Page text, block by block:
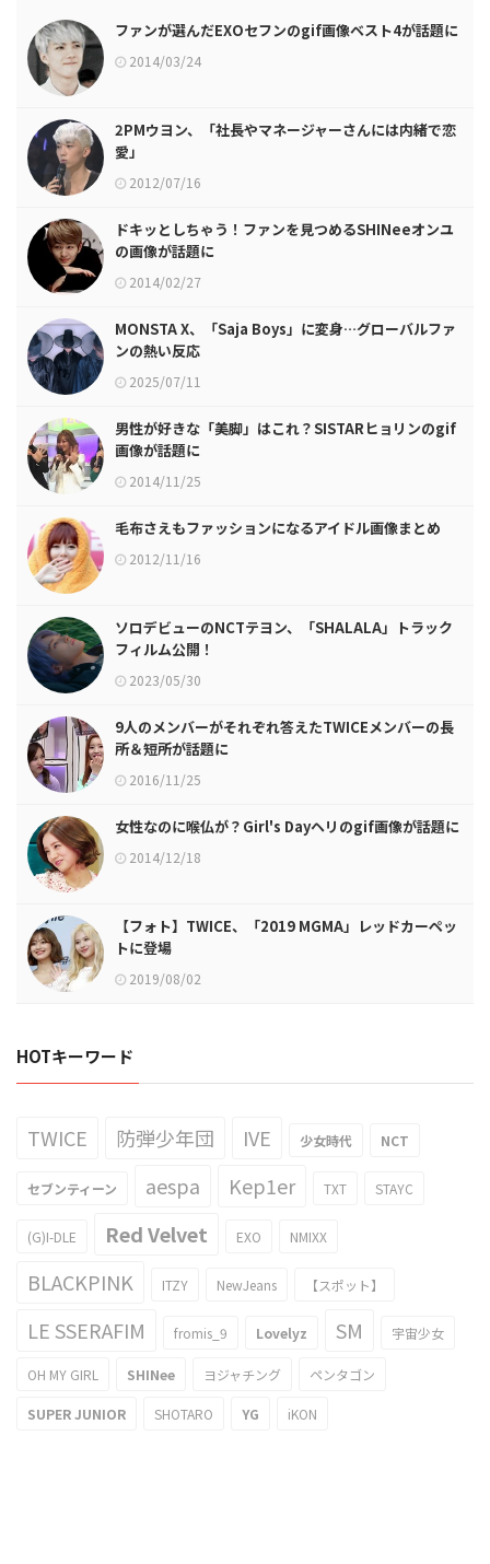
ファンが選んだEXOセフンのgif画像ベスト4が話題に
2014/03/24
2PMウヨン、「社長やマネージャーさんには内緒で恋
愛」
2012/07/16
ドキッとしちゃう！ファンを見つめるSHINeeオンユ
の画像が話題に
2014/02/27
MONSTA X、「Saja Boys」に変身…グローバルファ
ンの熱い反応
2025/07/11
男性が好きな「美脚」はこれ？SISTARヒョリンのgif
画像が話題に
2014/11/25
毛布さえもファッションになるアイドル画像まとめ
2012/11/16
ソロデビューのNCTテヨン、「SHALALA」トラック
フィルム公開！
2023/05/30
9人のメンバーがそれぞれ答えたTWICEメンバーの長
所＆短所が話題に
2016/11/25
女性なのに喉仏が？Girl's Dayヘリのgif画像が話題に
2014/12/18
【フォト】TWICE、「2019 MGMA」レッドカーペッ
トに登場
2019/08/02
HOTキーワード
TWICE 防弾少年団 IVE 少女時代 NCT
セブンティーン aespa Kep1er TXT STAYC
(G)I-DLE Red Velvet EXO NMIXX
BLACKPINK ITZY NewJeans 【スポット】
LE SSERAFIM fromis_9 Lovelyz SM 宇宙少女
OH MY GIRL SHINee ヨジャチング ペンタゴン
SUPER JUNIOR SHOTARO YG iKON